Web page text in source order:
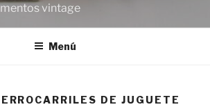
vintage
Menú
DE JUGUETE